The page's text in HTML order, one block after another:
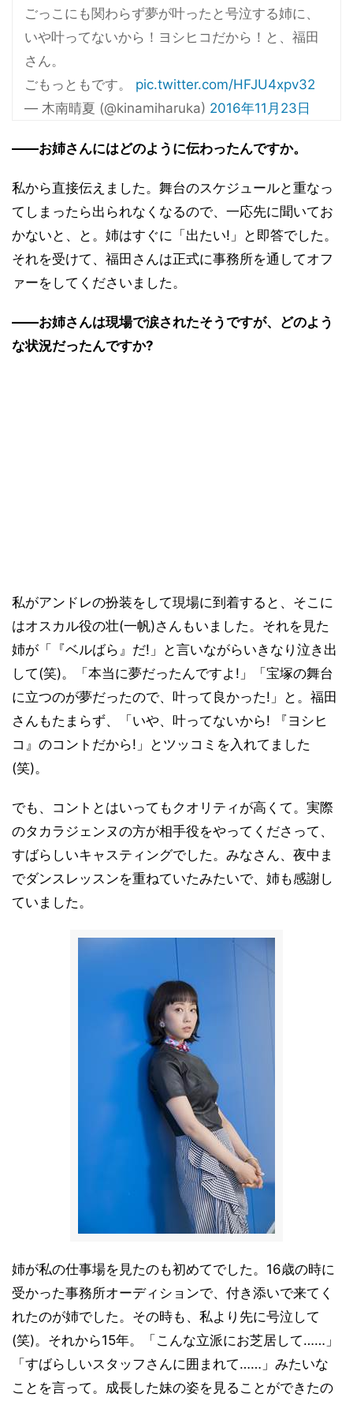
ごっこにも関わらず夢が叶ったと号泣する姉に、
いや叶ってないから！ヨシヒコだから！と、福田
さん。
ごもっともです。 pic.twitter.com/HFJU4xpv32
— 木南晴夏 (@kinamiharuka) 2016年11月23日
――お姉さんにはどのように伝わったんですか。
私から直接伝えました。舞台のスケジュールと重なっ
てしまったら出られなくなるので、一応先に聞いてお
かないと、と。姉はすぐに「出たい!」と即答でした。
それを受けて、福田さんは正式に事務所を通してオフ
ァーをしてくださいました。
――お姉さんは現場で涙されたそうですが、どのよう
な状況だったんですか?
私がアンドレの扮装をして現場に到着すると、そこに
はオスカル役の壮(一帆)さんもいました。それを見た
姉が「『ベルばら』だ!」と言いながらいきなり泣き出
して(笑)。「本当に夢だったんですよ!」「宝塚の舞台
に立つのが夢だったので、叶って良かった!」と。福田
さんもたまらず、「いや、叶ってないから! 『ヨシヒ
コ』のコントだから!」とツッコミを入れてました
(笑)。
でも、コントとはいってもクオリティが高くて。実際
のタカラジェンヌの方が相手役をやってくださって、
すばらしいキャスティングでした。みなさん、夜中ま
でダンスレッスンを重ねていたみたいで、姉も感謝し
ていました。
姉が私の仕事場を見たのも初めてでした。16歳の時に
受かった事務所オーディションで、付き添いで来てく
れたのが姉でした。その時も、私より先に号泣して
(笑)。それから15年。「こんな立派にお芝居して……」
「すばらしいスタッフさんに囲まれて……」みたいな
ことを言って。成長した妹の姿を見ることができたの